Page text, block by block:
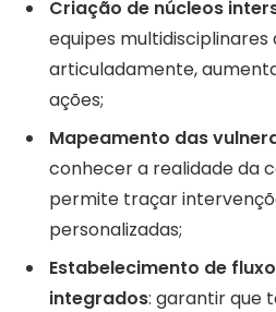
Criação de núcleos
equipes multidisciplinares
articuladamente,
ações;
Mapeamento das
conhecer a realidade da
permite traçar
personalizadas;
Estabelecimento de
integrados: garantir que